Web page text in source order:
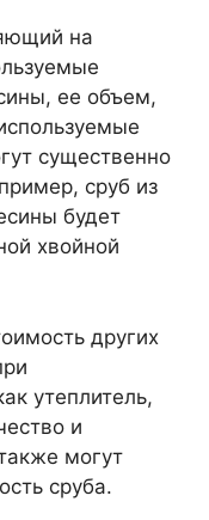
на
ее объем,
существенно
сруб из
будет
хвойной
других
утеплитель,
и
могут
сруба.